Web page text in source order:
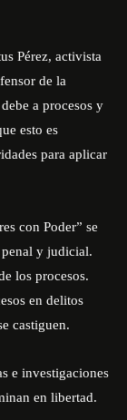
Pérez, activista
de la
a procesos y
esto es
para aplicar
con Poder” se
y judicial.
los procesos.
en delitos
castiguen.
e investigaciones
en libertad.